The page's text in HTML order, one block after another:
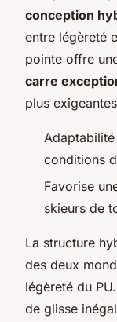
conception
entre légèreté
pointe offre
carre
plus
conditions
Favorise
skieurs de
La structure
des deux
légèreté du
de glisse